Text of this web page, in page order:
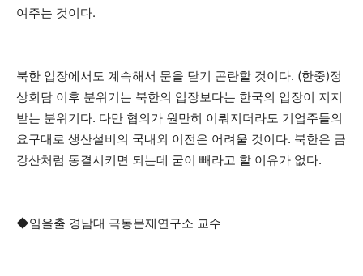
여주는 것이다.
북한 입장에서도 계속해서 문을 닫기 곤란할 것이다. (한중)정
상회담 이후 분위기는 북한의 입장보다는 한국의 입장이 지지
받는 분위기다. 다만 협의가 원만히 이뤄지더라도 기업주들의
요구대로 생산설비의 국내외 이전은 어려울 것이다. 북한은 금
강산처럼 동결시키면 되는데 굳이 빼라고 할 이유가 없다.
◆임을출 경남대 극동문제연구소 교수